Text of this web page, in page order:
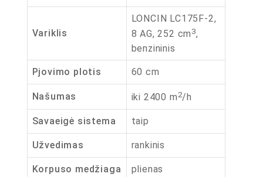
Variklis
LONCIN LC175F-2,
8 AG, 252 cm 3,
benzininis
Pjovimo plotis 60 cm
Našumas iki 2400 m2/h
Savaeigė sistema taip
Užvedimas rankinis
Korpuso medžiaga plienas